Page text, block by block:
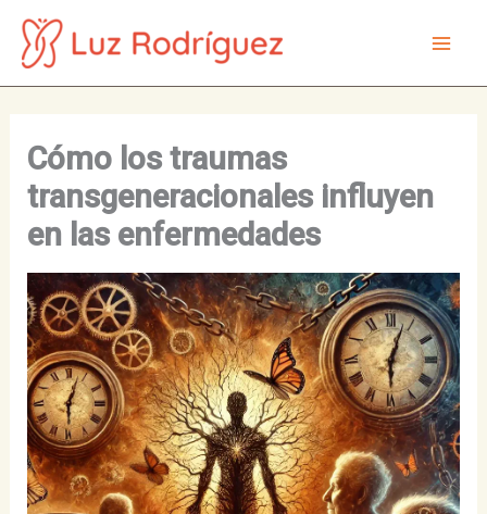
contenido
Cómo los traumas
transgeneracionales influyen
en las enfermedades